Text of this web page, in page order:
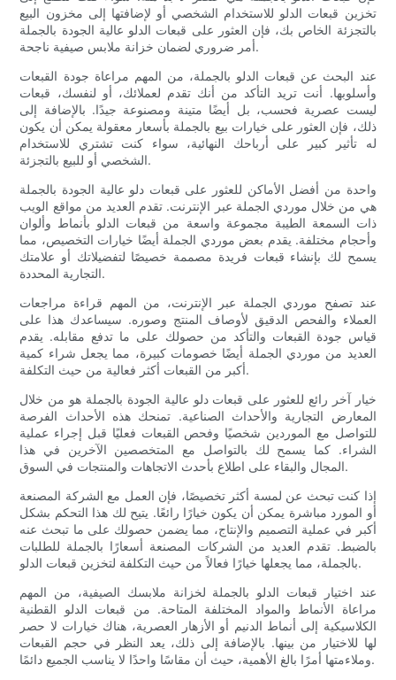
تخزين قبعات الدلو للاستخدام الشخصي أو لإضافتها إلى مخزون البيع
بالتجزئة الخاص بك، فإن العثور على قبعات الدلو عالية الجودة بالجملة
أمر ضروري لضمان خزانة ملابس صيفية ناجحة.
عند البحث عن قبعات الدلو بالجملة، من المهم مراعاة جودة القبعات
وأسلوبها. أنت تريد التأكد من أنك تقدم لعملائك، أو لنفسك، قبعات
ليست عصرية فحسب، بل أيضًا متينة ومصنوعة جيدًا. بالإضافة إلى
ذلك، فإن العثور على خيارات بيع بالجملة بأسعار معقولة يمكن أن يكون
له تأثير كبير على أرباحك النهائية، سواء كنت تشتري للاستخدام
الشخصي أو للبيع بالتجزئة.
واحدة من أفضل الأماكن للعثور على قبعات دلو عالية الجودة بالجملة
هي من خلال موردي الجملة عبر الإنترنت. تقدم العديد من مواقع الويب
ذات السمعة الطيبة مجموعة واسعة من قبعات الدلو بأنماط وألوان
وأحجام مختلفة. يقدم بعض موردي الجملة أيضًا خيارات التخصيص، مما
يسمح لك بإنشاء قبعات فريدة مصممة خصيصًا لتفضيلاتك أو علامتك
التجارية المحددة.
عند تصفح موردي الجملة عبر الإنترنت، من المهم قراءة مراجعات
العملاء والفحص الدقيق لأوصاف المنتج وصوره. سيساعدك هذا على
قياس جودة القبعات والتأكد من حصولك على ما تدفع مقابله. يقدم
العديد من موردي الجملة أيضًا خصومات كبيرة، مما يجعل شراء كمية
أكبر من القبعات أكثر فعالية من حيث التكلفة.
خيار آخر رائع للعثور على قبعات دلو عالية الجودة بالجملة هو من خلال
المعارض التجارية والأحداث الصناعية. تمنحك هذه الأحداث الفرصة
للتواصل مع الموردين شخصيًا وفحص القبعات فعليًا قبل إجراء عملية
الشراء. كما يسمح لك بالتواصل مع المتخصصين الآخرين في هذا
المجال والبقاء على اطلاع بأحدث الاتجاهات والمنتجات في السوق.
إذا كنت تبحث عن لمسة أكثر تخصيصًا، فإن العمل مع الشركة المصنعة
أو المورد مباشرة يمكن أن يكون خيارًا رائعًا. يتيح لك هذا التحكم بشكل
أكبر في عملية التصميم والإنتاج، مما يضمن حصولك على ما تبحث عنه
بالضبط. تقدم العديد من الشركات المصنعة أسعارًا بالجملة للطلبات
بالجملة، مما يجعلها خيارًا فعالاً من حيث التكلفة لتخزين قبعات الدلو.
عند اختيار قبعات الدلو بالجملة لخزانة ملابسك الصيفية، من المهم
مراعاة الأنماط والمواد المختلفة المتاحة. من قبعات الدلو القطنية
الكلاسيكية إلى أنماط الدنيم أو الأزهار العصرية، هناك خيارات لا حصر
لها للاختيار من بينها. بالإضافة إلى ذلك، يعد النظر في حجم القبعات
وملاءمتها أمرًا بالغ الأهمية، حيث أن مقاسًا واحدًا لا يناسب الجميع دائمًا.